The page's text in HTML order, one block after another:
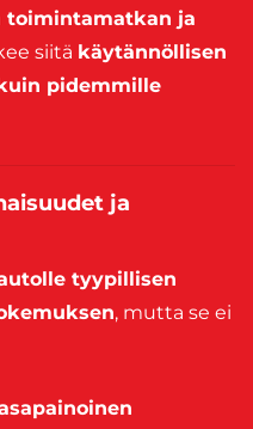
toimintamatkan ja
siitä käytännöllisen
pidemmille
ja
tyypillisen
, mutta se ei